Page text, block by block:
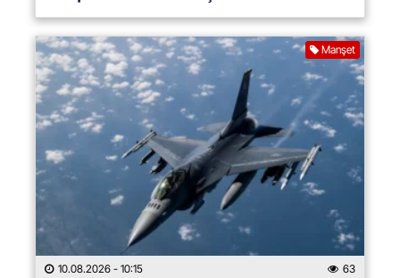
Manşet
10.08.2026 - 10:15 63